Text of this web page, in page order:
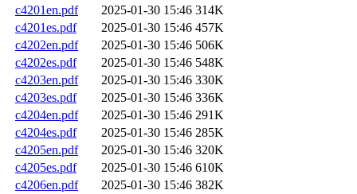
c4201en.pdf
2025-01-30 15:46 314K
c4201es.pdf
2025-01-30 15:46 457K
c4202en.pdf
2025-01-30 15:46 506K
c4202es.pdf
2025-01-30 15:46 548K
c4203en.pdf
2025-01-30 15:46 330K
c4203es.pdf
2025-01-30 15:46 336K
c4204en.pdf
2025-01-30 15:46 291K
c4204es.pdf
2025-01-30 15:46 285K
c4205en.pdf
2025-01-30 15:46 320K
c4205es.pdf
2025-01-30 15:46 610K
c4206en.pdf
2025-01-30 15:46 382K